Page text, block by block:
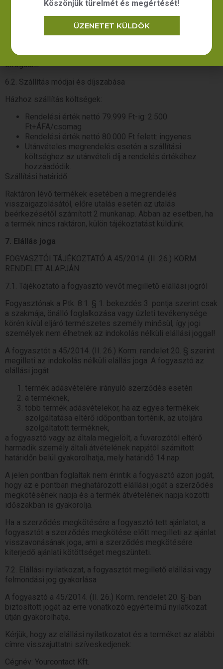
elektronikus számlát az Ön által megadott e-mail címre
küldjük el. Kérjük a csomagot kézbesítéskor a kézbesítő
előtt szíveskedjék megvizsgálni, és esetlegesen a
termékeken észlelt sérülés, vagy hiány esetén kérje
jegyzőkönyv felvételét és ne vegye át a csomagot. Utólagos,
jegyzőkönyv nélküli reklamációt nem áll módunkban
elfogadni.
6.2. Szállítás módjai és díjszabása
Házhoz szállítás költségek:
Rendelési érték nettó 79.999 Ft-ig: 2.500
Ft+ÁFA/csomag
Rendelési érték nettó 80.000 Ft felett: ingyenes.
Utánvételes megrendelés esetén a szállítási
költséghez az utánvételi díj a rendelés értékéhez
hozzáadódik.
Szállítási határidő:
Raktáron lévő termékek esetében a megrendelés
visszaigazolásától, előre utalás esetén az utalás
beérkezésétől számított 2 munkanap. Abban az esetben, ha
a termék nincs raktáron, külön tájékoztatást küldünk.
7. Elállás joga
FOGYASZTÓI TÁJÉKOZTATÓ A 45/2014. (II. 26.) KORM.
RENDELET ALAPJÁN
7.1. Tájékoztató a fogyasztó vevőt megillető elállási jogról
Fogyasztónak a Ptk. 8:1. § 1. bekezdés 3. pontja szerint csak
a szakmája, önálló foglalkozása vagy üzleti tevékenysége
körén kívül eljáró természetes személy minősül, így jogi
személyek nem élhetnek az indokolás nélküli elállási joggal!
A fogyasztót a 45/2014. (II. 26.) Korm. rendelet 20. § szerint
megilleti az indokolás nélküli elállás joga. A fogyasztó az
elállási jogát
termék adásvételére irányuló szerződés esetén
a terméknek,
több termék adásvételekor, ha az egyes termékek
szolgáltatása eltérő időpontban történik, az utoljára
szolgáltatott terméknek,
a fogyasztó vagy az általa megjelölt, a fuvarozótól eltérő
harmadik személy általi átvételének napjától számított
határidőn belül gyakorolhatja, mely határidő 14 nap.
A jelen pontban foglaltak nem érintik a fogyasztó azon jogát,
hogy az e pontban meghatározott elállási jogát a szerződés
megkötésének napja és a termék átvételének napja közötti
időszakban is gyakorolja.
Ha a szerződés megkötésére a fogyasztó tett ajánlatot, a
fogyasztót a szerződés megkötése előtt megilleti az ajánlat
visszavonásának joga, ami a szerződés megkötésére
kiterjedő ajánlati kötöttséget megszünteti.
7.2. Elállási nyilatkozat, a fogyasztót megillető elállási vagy
felmondási jog gyakorlása
A fogyasztó a 45/2014. (II. 26.) Korm. rendelet 20. §-ban
biztosított jogát az erre vonatkozó egyértelmű nyilatkozat
útján gyakorolhatja.
Kérjük, hogy az elállási nyilatkozatot és a terméket az alábbi
címre visszajuttatni szíveskedjenek:
Cégnév: Yourcontact Kft.
Köszönjük türelmét és megértését!
ÜZENETET KÜLDÖK